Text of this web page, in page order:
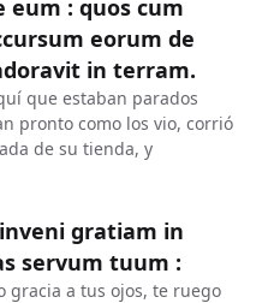
: quos cum
eorum de
in terram.
que estaban parados
pronto como los vio, corrió
de su tienda, y
gratiam in
servum tuum :
gracia a tus ojos, te ruego